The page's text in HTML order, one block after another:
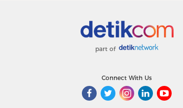
part of
Connect With Us